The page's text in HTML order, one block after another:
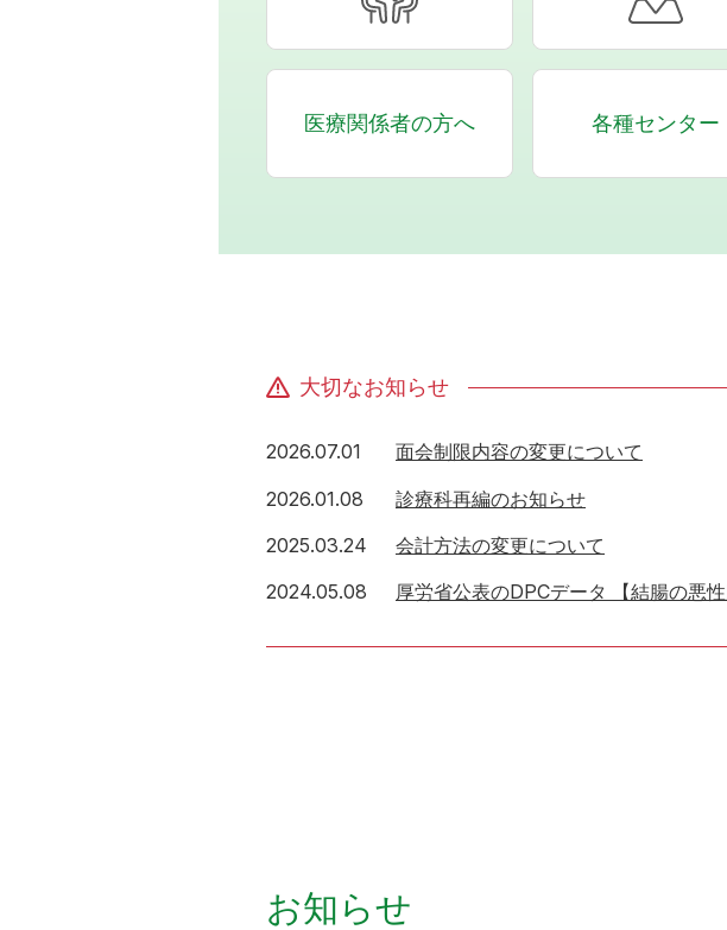
医療関係者の方へ 各種センター
大切なお知らせ
2026.07.01 2026年7月1日
面会制限内容の変更について
2026.01.08 2026年1月8日
診療科再編のお知らせ
2025.03.24 2025年3月24日
会計方法の変更について
2024.05.08 2024年5月8日
厚労省公表のDPCデータ 【結腸の悪
お知らせ